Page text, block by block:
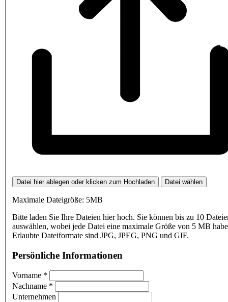
Datei hier ablegen oder klicken zum Hochladen Datei wählen
Maximale Dateigröße: 5MB
Bitte laden Sie Ihre Dateien hier hoch. Sie können bis zu 10
auswählen, wobei jede Datei eine maximale Größe von 5 MB
Erlaubte Dateiformate sind JPG, JPEG, PNG und GIF.
Persönliche Informationen
Vorname *
Nachname *
Unternehmen